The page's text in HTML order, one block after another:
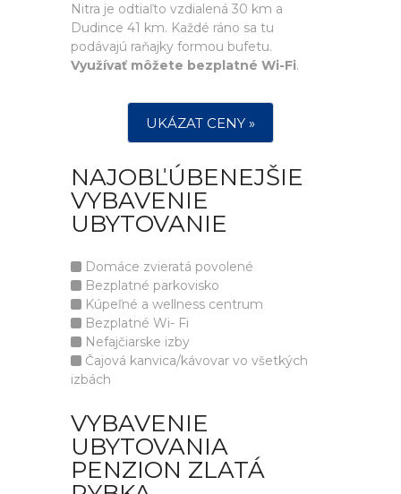
Nitra je odtiaľto vzdialená 30 km a
Dudince 41 km. Každé ráno sa tu
podávajú raňajky formou bufetu.
Využívať môžete bezplatné Wi-Fi.
UKÁZAT CENY »
NAJOBĽÚBENEJŠIE
VYBAVENIE
UBYTOVANIE
Domáce zvieratá povolené
Bezplatné parkovisko
Kúpeľné a wellness centrum
Bezplatné Wi- Fi
Nefajčiarske izby
Čajová kanvica/kávovar vo všetkých
izbách
VYBAVENIE
UBYTOVANIA
PENZION ZLATÁ